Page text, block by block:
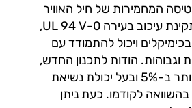
המחמירות של חיל האוויר
האמריקאי ועבר תקינת עיכוב בעירה UL 94 V-0,
ויכול להתמודד עם
וגבוהות. הודות לתכנון החדש,
החלק החדש קל יותר ב-5% ובעל יכולת נשיאת
בהשוואה לקודמו. כעת ניתן